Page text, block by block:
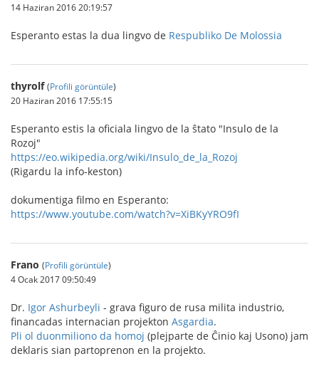
14 Haziran 2016 20:19:57
Esperanto estas la dua lingvo de Respubliko De Molossia
thyrolf (Profili görüntüle)
20 Haziran 2016 17:55:15
Esperanto estis la oficiala lingvo de la ŝtato "Insulo de la
Rozoj"
https://eo.wikipedia.org/wiki/Insulo_de_la_Rozoj
(Rigardu la info-keston)
dokumentiga filmo en Esperanto:
https://www.youtube.com/watch?v=XiBKyYRO9fI
Frano (Profili görüntüle)
4 Ocak 2017 09:50:49
Dr. Igor Ashurbeyli - grava figuro de rusa milita industrio,
financadas internacian projekton Asgardia.
Pli ol duonmiliono da homoj (plejparte de Ĉinio kaj Usono) jam
deklaris sian partoprenon en la projekto.